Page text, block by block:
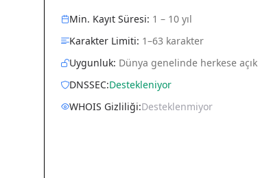
Min. Kayıt Süresi: 1 – 10 yıl
Karakter Limiti: 1–63 karakter
Uygunluk: Dünya genelinde herkese açık
DNSSEC:Destekleniyor
WHOIS Gizliliği:Desteklenmiyor